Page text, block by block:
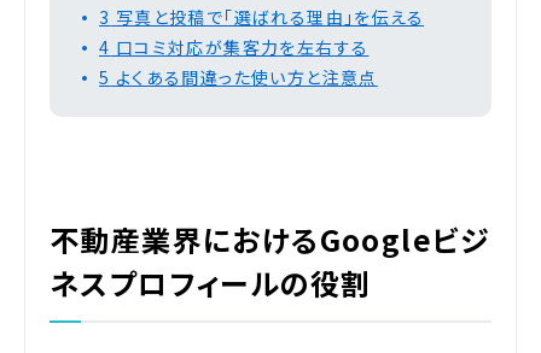
3 写真と投稿で「選ばれる理由」を伝える
4 口コミ対応が集客力を左右する
5 よくある間違った使い方と注意点
不動産業界におけるGoogleビジ
ネスプロフィールの役割